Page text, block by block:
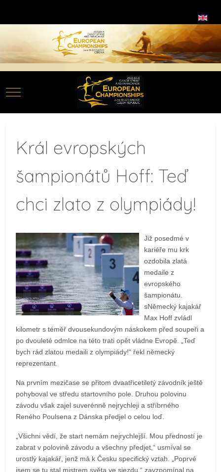
Mobile Menu Toggle
Král evropských
šampionátů Hoff: Teď
chci zlato z olympiády!
Již posedmé v
kariéře mu krk
ozdobila zlatá
medaile z
evropského
šampionátu.
sNěmecký kajakář
Max Hoff zvládl
kilometr s téměř dvousekundovým náskokem před soupeři a
po dvouleté odmlce na této trati opět vládne Evropě. „Teď
bych rád zlatou medaili z olympiády!“ řekl německý
reprezentant.
Na prvním mezičase se přitom dvaatřicetiletý závodník ještě
pohyboval ve středu startovního pole. Druhou polovinu
závodu však zajel suverénně nejrychleji a stříbrného
Reného Poulsena z Dánska předjel o celou loď.
„Všichni vědí, že start nemám nejrychlejší. Mou předností je
zabrat v polovině závodu a všechny předjet,“ usmíval se
urostlý kajakář, jenž má k Česku specifický vztah. „Poprvé
jsem se tu stal mistrem světa ve sjezdu,“ zavzpomínal na